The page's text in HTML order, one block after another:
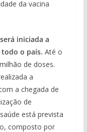
da vacina
iniciada a
o país. Até o
de doses.
a
a chegada de
de
está prevista
composto por